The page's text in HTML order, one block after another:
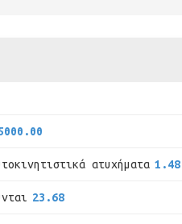
ατυχήματα 1.48
23.68